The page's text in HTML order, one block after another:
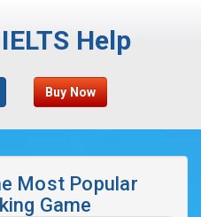
Help
Buy Now
Most Popular
Game